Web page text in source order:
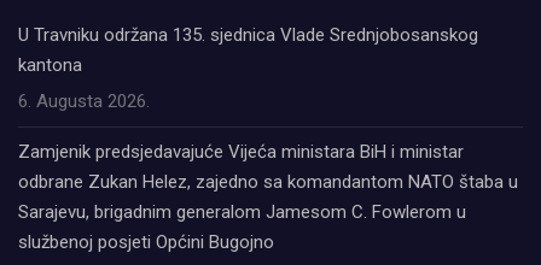
U Travniku održana 135. sjednica Vlade Srednjobosanskog
kantona
6. Augusta 2026.
Zamjenik predsjedavajuće Vijeća ministara BiH i ministar
odbrane Zukan Helez, zajedno sa komandantom NATO štaba u
Sarajevu, brigadnim generalom Jamesom C. Fowlerom u
službenoj posjeti Općini Bugojno